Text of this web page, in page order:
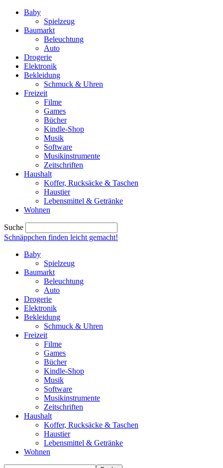
Baby
Spielzeug
Baumarkt
Beleuchtung
Auto
Drogerie
Elektronik
Bekleidung
Schmuck & Uhren
Freizeit
Filme
Games
Bücher
Kindle-Shop
Musik
Software
Musikinstrumente
Zeitschriften
Haushalt
Koffer, Rucksäcke & Taschen
Haustier
Lebensmittel & Getränke
Wohnen
Suche
Schnäppchen finden leicht gemacht!
Baby
Spielzeug
Baumarkt
Beleuchtung
Auto
Drogerie
Elektronik
Bekleidung
Schmuck & Uhren
Freizeit
Filme
Games
Bücher
Kindle-Shop
Musik
Software
Musikinstrumente
Zeitschriften
Haushalt
Koffer, Rucksäcke & Taschen
Haustier
Lebensmittel & Getränke
Wohnen